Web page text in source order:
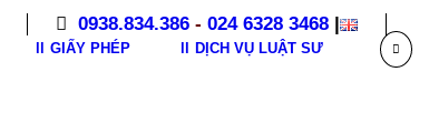
0938.834.386 - 024 6328 3468 |
GIẤY PHÉP DỊCH VỤ LUẬT SƯ